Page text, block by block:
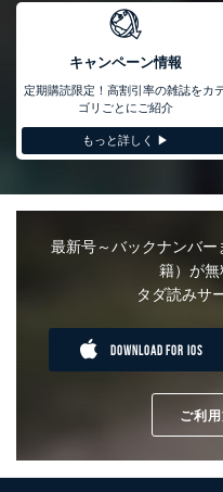
キャンペーン情報
定期購読限定！高割引率の雑誌をカ
ゴリごとにご紹介
もっと詳しく ▶︎
最新号～バックナンバ
籍）が無
タダ読みサ
DOWNLOAD FOR IOS
ご利